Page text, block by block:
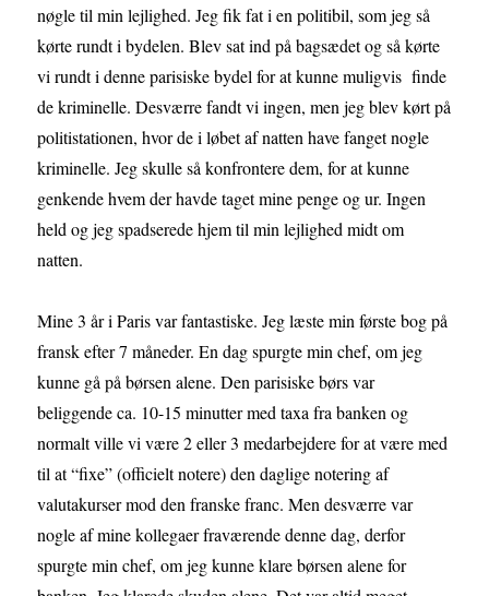
nøgle til min lejlighed. Jeg fik fat i en politibil, som jeg så
kørte rundt i bydelen. Blev sat ind på bagsædet og så kørte
vi rundt i denne parisiske bydel for at kunne muligvis finde
de kriminelle. Desværre fandt vi ingen, men jeg blev kørt på
politistationen, hvor de i løbet af natten have fanget nogle
kriminelle. Jeg skulle så konfrontere dem, for at kunne
genkende hvem der havde taget mine penge og ur. Ingen
held og jeg spadserede hjem til min lejlighed midt om
natten.
Mine 3 år i Paris var fantastiske. Jeg læste min første bog på
fransk efter 7 måneder. En dag spurgte min chef, om jeg
kunne gå på børsen alene. Den parisiske børs var
beliggende ca. 10-15 minutter med taxa fra banken og
normalt ville vi være 2 eller 3 medarbejdere for at være med
til at “fixe” (officielt notere) den daglige notering af
valutakurser mod den franske franc. Men desværre var
nogle af mine kollegaer fraværende denne dag, derfor
spurgte min chef, om jeg kunne klare børsen alene for